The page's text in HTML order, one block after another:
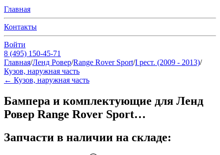
Главная
Контакты
Войти
8 (495) 150-45-71
Главная/Ленд Ровер/Range Rover Sport/I рест. (2009 - 2013)/
Кузов, наружная часть
← Кузов, наружная часть
Бампера и комплектующие для Ленд
Ровер Range Rover Sport…
Запчасти в наличии на складе: